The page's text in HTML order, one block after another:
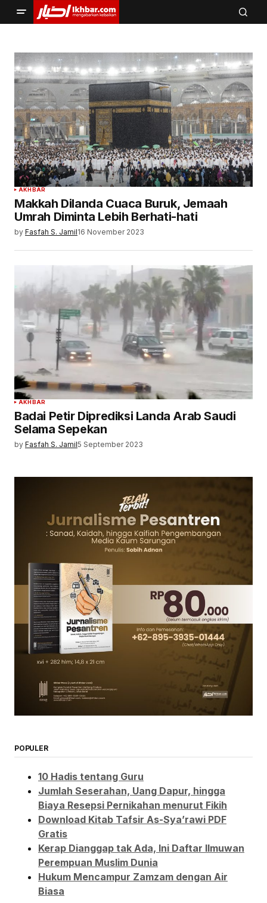
AKHBAR
Makkah Dilanda Cuaca Buruk, Jemaah
Umrah Diminta Lebih Berhati-hati
by Fasfah S. Jamil16 November 2023
AKHBAR
Badai Petir Diprediksi Landa Arab Saudi
Selama Sepekan
by Fasfah S. Jamil5 September 2023
POPULER
10 Hadis tentang Guru
Jumlah Seserahan, Uang Dapur, hingga
Biaya Resepsi Pernikahan menurut Fikih
Download Kitab Tafsir As-Sya’rawi PDF
Gratis
Kerap Dianggap tak Ada, Ini Daftar Ilmuwan
Perempuan Muslim Dunia
Hukum Mencampur Zamzam dengan Air
Biasa